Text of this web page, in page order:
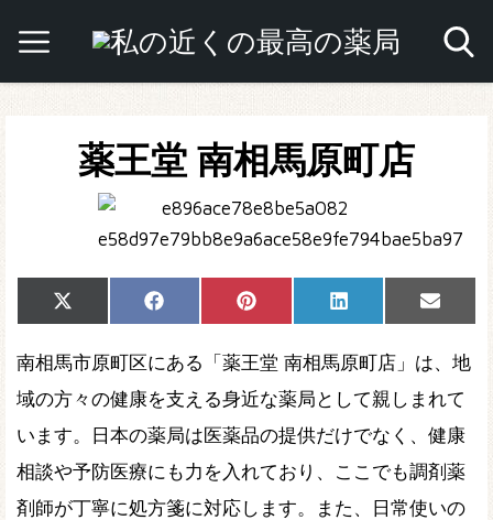
薬王堂 南相馬原町店
Share
on
X
(Twitter)
Share
on
Facebook Share
on
Pinterest Share
on
LinkedIn
Share
on
Email
南相馬市原町区にある「薬王堂 南相馬原町店」は、地
域の方々の健康を支える身近な薬局として親しまれて
います。日本の薬局は医薬品の提供だけでなく、健康
相談や予防医療にも力を入れており、ここでも調剤薬
剤師が丁寧に処方箋に対応します。また、日常使いの